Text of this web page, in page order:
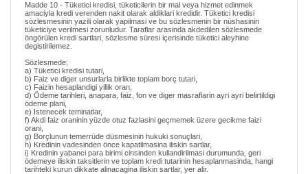
Madde 10 - Tüketici kredisi, tüketicilerin bir mal veya hizmet edinmek
amaciyla kredi verenden nakit olarak aldiklari kredidir. Tüketici kredisi
sözlesmesinin yazili olarak yapilmasi ve bu sözlesmenin bir nüshasinin
tüketiciye verilmesi zorunludur. Taraflar arasinda akdedilen sözlesmede
öngörülen kredi sartlari, sözlesme süresi içerisinde tüketici aleyhine
degistirilemez.
Sözlesmede;
a) Tüketici kredisi tutari,
b) Faiz ve diger unsurlarla birlikte toplam borç tutari,
c) Faizin hesaplandigi yillik oran,
d) Ödeme tarihleri, anapara, faiz, fon ve diger masraflarin ayri ayri belirtildigi
ödeme plani,
e) Istenecek teminatlar,
f) Akdi faiz oraninin yüzde otuz fazlasini geçmemek üzere gecikme faizi
orani,
g) Borçlunun temerrüde düsmesinin hukuki sonuçlari,
h) Kredinin vadesinden önce kapatilmasina iliskin sartlar,
i) Kredinin yabanci para birimi cinsinden kullandirilmasi durumunda, geri
ödemeye iliskin taksitlerin ve toplam kredi tutarinin hesaplanmasinda, hangi
tarihteki kurun dikkate alinacagina iliskin sartlar, yer alir.